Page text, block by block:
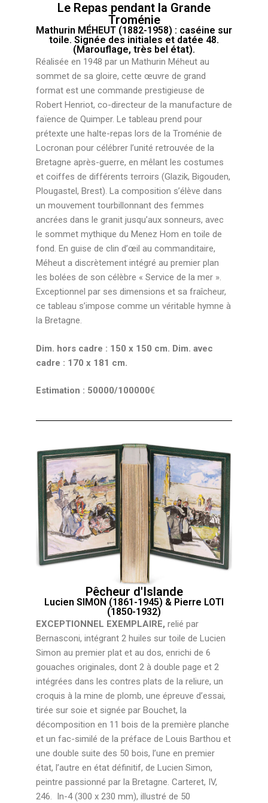
Le Repas pendant la Grande
Troménie
Mathurin MÉHEUT (1882-1958) : caséine sur
toile. Signée des initiales et datée 48.
(Marouflage, très bel état).
Réalisée en 1948 par un Mathurin Méheut au
sommet de sa gloire, cette œuvre de grand
format est une commande prestigieuse de
Robert Henriot, co-directeur de la manufacture de
faïence de Quimper. Le tableau prend pour
prétexte une halte-repas lors de la Troménie de
Locronan pour célébrer l’unité retrouvée de la
Bretagne après-guerre, en mêlant les costumes
et coiffes de différents terroirs (Glazik, Bigouden,
Plougastel, Brest). La composition s’élève dans
un mouvement tourbillonnant des femmes
ancrées dans le granit jusqu’aux sonneurs, avec
le sommet mythique du Menez Hom en toile de
fond. En guise de clin d’œil au commanditaire,
Méheut a discrètement intégré au premier plan
les bolées de son célèbre « Service de la mer ».
Exceptionnel par ses dimensions et sa fraîcheur,
ce tableau s’impose comme un véritable hymne à
la Bretagne.
Dim. hors cadre : 150 x 150 cm. Dim. avec
cadre : 170 x 181 cm.
Estimation : 50000/100000€
Pêcheur d'Islande
Lucien SIMON (1861-1945) & Pierre LOTI
(1850-1932)
EXCEPTIONNEL EXEMPLAIRE, relié par
Bernasconi, intégrant 2 huiles sur toile de Lucien
Simon au premier plat et au dos, enrichi de 6
gouaches originales, dont 2 à double page et 2
intégrées dans les contres plats de la reliure, un
croquis à la mine de plomb, une épreuve d’essai,
tirée sur soie et signée par Bouchet, la
décomposition en 11 bois de la première planche
et un fac-similé de la préface de Louis Barthou et
une double suite des 50 bois, l’une en premier
état, l’autre en état définitif, de Lucien Simon,
peintre passionné par la Bretagne. Carteret, IV,
246. In-4 (300 x 230 mm), illustré de 50